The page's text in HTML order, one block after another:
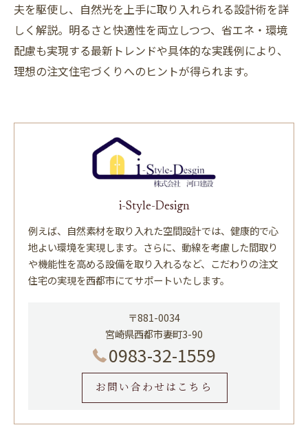
夫を駆使し、自然光を上手に取り入れられる設計術を詳
しく解説。明るさと快適性を両立しつつ、省エネ・環境
配慮も実現する最新トレンドや具体的な実践例により、
理想の注文住宅づくりへのヒントが得られます。
i-Style-Design
例えば、自然素材を取り入れた空間設計では、健康的で心
地よい環境を実現します。さらに、動線を考慮した間取り
や機能性を高める設備を取り入れるなど、こだわりの注文
住宅の実現を西都市にてサポートいたします。
〒881-0034
宮崎県西都市妻町3-90
0983-32-1559
お問い合わせはこちら